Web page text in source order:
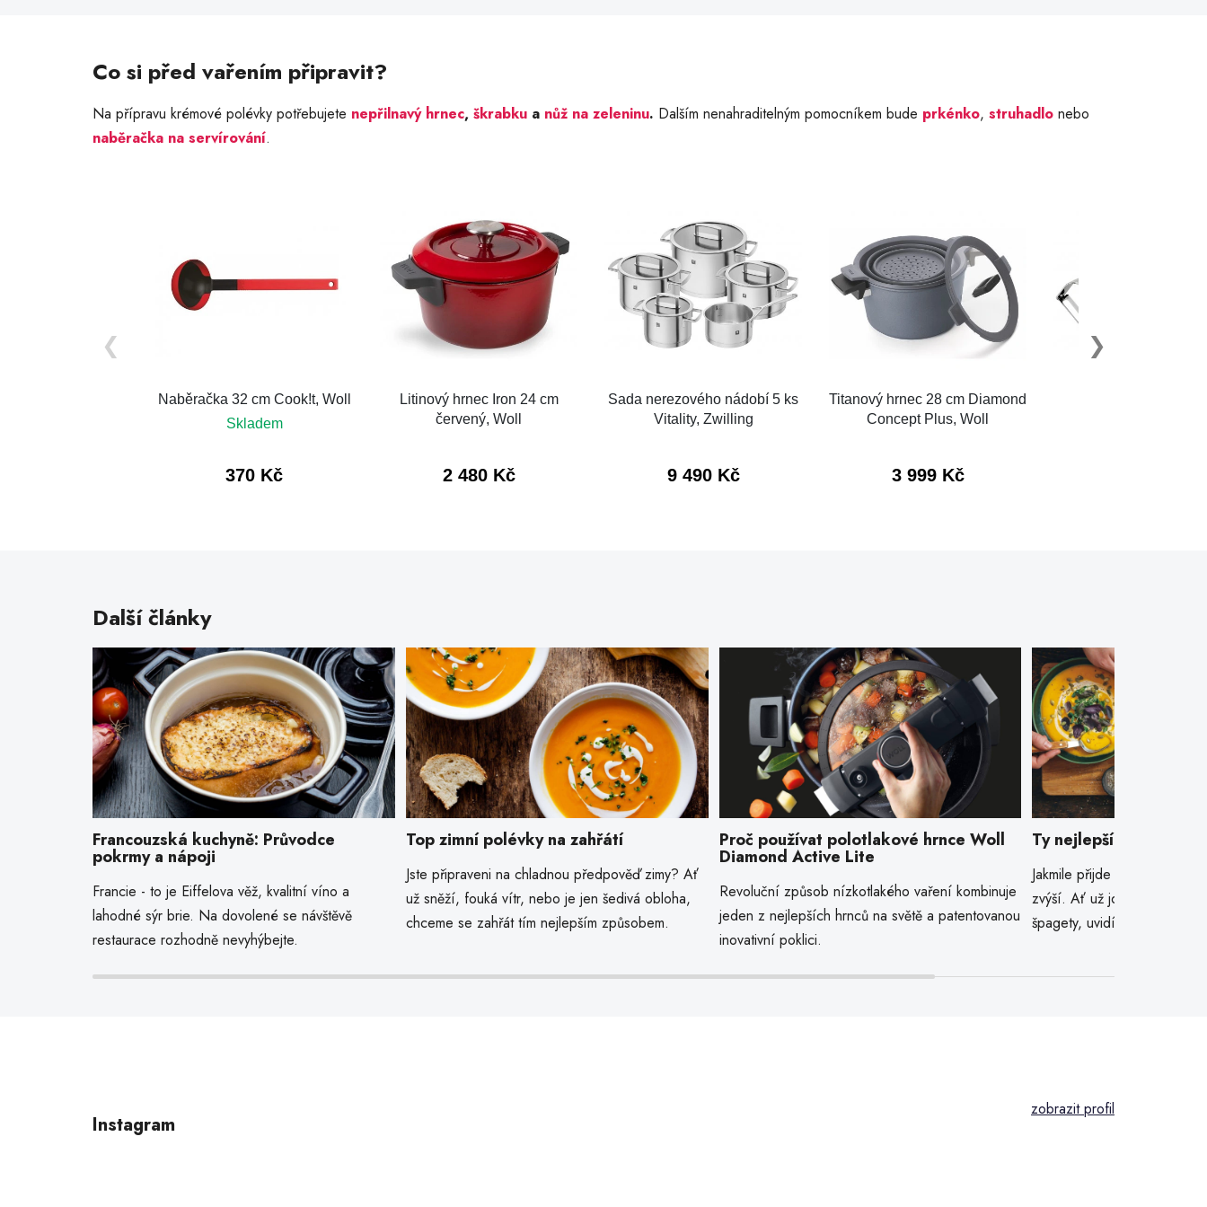
Co si před vařením připravit?
Na přípravu krémové polévky potřebujete nepřilnavý hrnec, škrabku a nůž na zeleninu. Dalším nenahraditelným pomocníkem bude prkénko, struhadlo nebo
naběračka na servírování.
Další články
Francouzská kuchyně: Průvodce
pokrmy a nápoji
Francie - to je Eiffelova věž, kvalitní víno a
lahodné sýr brie. Na dovolené se návštěvě
restaurace rozhodně nevyhýbejte.
Top zimní polévky na zahřátí
Jste připraveni na chladnou předpověď zimy? Ať
už sněží, fouká vítr, nebo je jen šedivá obloha,
chceme se zahřát tím nejlepším způsobem.
Proč používat polotlakové hrnce Woll
Diamond Active Lite
Revoluční způsob nízkotlakého vaření kombinuje
jeden z nejlepších hrnců na světě a patentovanou
inovativní poklici.
Ty nejlepší recepty z
Jakmile přijde podzim,
zvýší. Ať už jde o dýňové
špagety, uvidíte ji naprosto
Instagram